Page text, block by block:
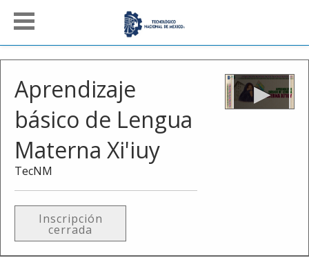
Aprendizaje
básico de Lengua
Materna Xi'iuy
TecNM
Inscripción
cerrada